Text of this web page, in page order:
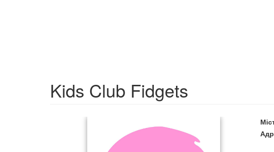
Kids Club Fidgets